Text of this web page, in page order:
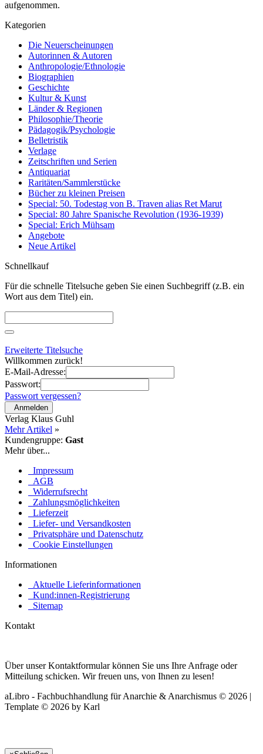
aufgenommen.
Kategorien
Die Neuerscheinungen
Autorinnen & Autoren
Anthropologie/Ethnologie
Biographien
Geschichte
Kultur & Kunst
Länder & Regionen
Philosophie/Theorie
Pädagogik/Psychologie
Belletristik
Verlage
Zeitschriften und Serien
Antiquariat
Raritäten/Sammlerstücke
Bücher zu kleinen Preisen
Special: 50. Todestag von B. Traven alias Ret Marut
Special: 80 Jahre Spanische Revolution (1936-1939)
Special: Erich Mühsam
Angebote
Neue Artikel
Schnellkauf
Für die schnelle Titelsuche geben Sie einen Suchbegriff (z.B. ein
Wort aus dem Titel) ein.
Erweiterte Titelsuche
Willkommen zurück!
E-Mail-Adresse:
Passwort:
Passwort vergessen?
Anmelden
Verlag Klaus Guhl
Mehr Artikel »
Kundengruppe: Gast
Mehr über...
Impressum
AGB
Widerrufsrecht
Zahlungsmöglichkeiten
Lieferzeit
Liefer- und Versandkosten
Privatsphäre und Datenschutz
Cookie Einstellungen
Informationen
Aktuelle Lieferinformationen
Kund:innen-Registrierung
Sitemap
Kontakt
Über unser Kontaktformular können Sie uns Ihre Anfrage oder
Mitteilung schicken. Wir freuen uns, von Ihnen zu lesen!
aLibro - Fachbuchhandlung für Anarchie & Anarchismus © 2026 |
Template © 2026 by Karl